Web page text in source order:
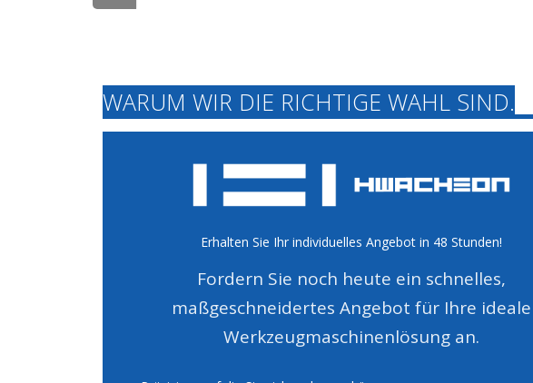
WARUM WIR DIE RICHTIGE WAHL SIND.
Erhalten Sie Ihr individuelles Angebot in 48 Stunden!
Fordern Sie noch heute ein schnelles,
maßgeschneidertes Angebot für Ihre ideale
Werkzeugmaschinenlösung an.